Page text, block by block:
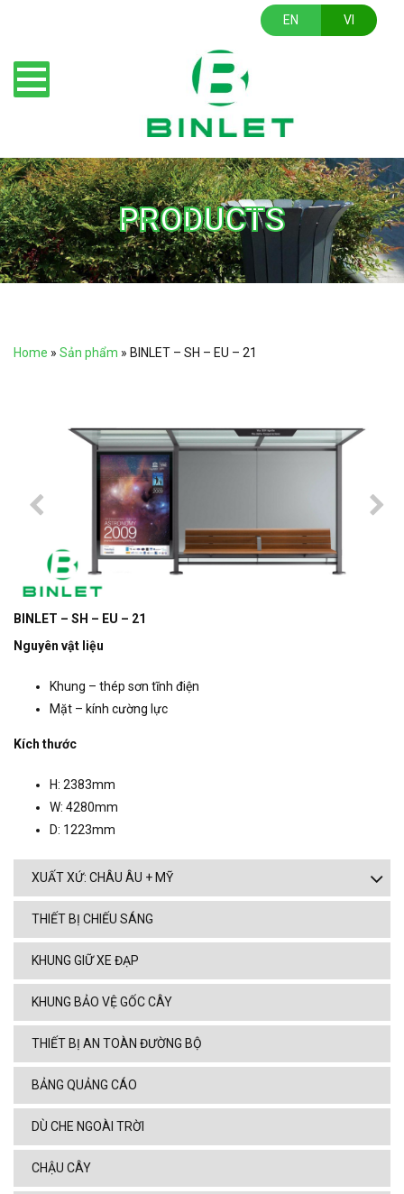
EN VI
PRODUCTS
Home » Sản phẩm » BINLET – SH – EU – 21
BINLET – SH – EU – 21
Nguyên vật liệu
Khung – thép sơn tĩnh điện
Mặt – kính cường lực
Kích thước
H: 2383mm
W: 4280mm
D: 1223mm
XUẤT XỨ: CHÂU ÂU + MỸ
THIẾT BỊ CHIẾU SÁNG
KHUNG GIỮ XE ĐẠP
KHUNG BẢO VỆ GỐC CÂY
THIẾT BỊ AN TOÀN ĐƯỜNG BỘ
BẢNG QUẢNG CÁO
DÙ CHE NGOÀI TRỜI
CHẬU CÂY